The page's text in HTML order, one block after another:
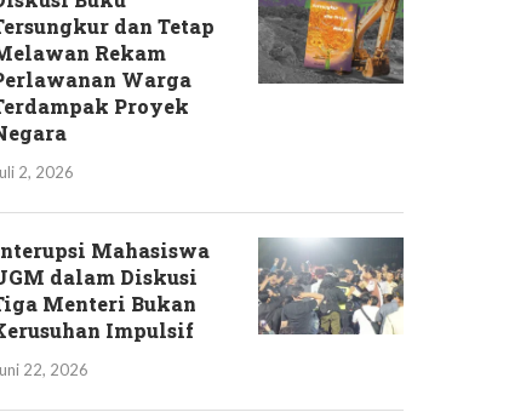
dan Tetap
Rekam
Warga
Proyek
2, 2026
Mahasiswa
dalam Diskusi
Menteri Bukan
Impulsif
22, 2026